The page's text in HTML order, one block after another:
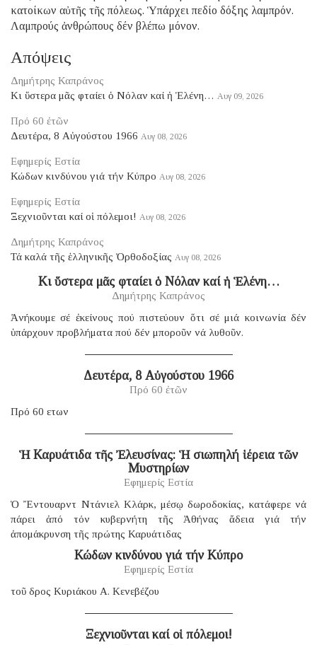
κατοίκων αὐτῆς τῆς πόλεως. Ὑπάρχει πεδίο δόξης λαμπρόν.
Λαμπρούς ἀνθρώπους δέν βλέπω μόνον.
Απόψεις
Δημήτρης Καπράνος
Κι ὕστερα μᾶς φταίει ὁ Νόλαν καί ἡ Ἑλένη… Αυγ 09, 2026
Πρό 60 ἐτῶν
Δευτέρα, 8 Αὐγούστου 1966 Αυγ 08, 2026
Εφημερίς Εστία
Κώδων κινδύνου γιά τήν Κύπρο Αυγ 08, 2026
Εφημερίς Εστία
Ξεχνιοῦνται καί οἱ πόλεμοι! Αυγ 08, 2026
Δημήτρης Καπράνος
Τά καλά τῆς ἑλληνικῆς Ὀρθοδοξίας Αυγ 08, 2026
Κι ὕστερα μᾶς φταίει ὁ Νόλαν καί ἡ Ἑλένη…
Δημήτρης Καπράνος
Ἀνήκουμε σέ ἐκείνους πού πιστεύουν ὅτι σέ μιά κοινωνία δέν
ὑπάρχουν προβλήματα πού δέν μποροῦν νά λυθοῦν.
Δευτέρα, 8 Αὐγούστου 1966
Πρό 60 ἐτῶν
Πρό 60 ετων
Ἡ Καρυάτιδα τῆς Ἐλευσίνας: Ἡ σιωπηλή ἱέρεια τῶν
Μυστηρίων
Εφημερίς Εστία
Ὁ Ἔντουαρντ Ντάνιελ Κλάρκ, μέσῳ δωροδοκίας, κατάφερε νά
πάρει ἀπό τόν κυβερνήτη τῆς Ἀθήνας ἄδεια γιά τήν
ἀπομάκρυνση τῆς πρώτης Καρυάτιδας
Κώδων κινδύνου γιά τήν Κύπρο
Εφημερίς Εστία
τοῦ δρος Κυριάκου Α. Κενεβέζου
Ξεχνιοῦνται καί οἱ πόλεμοι!